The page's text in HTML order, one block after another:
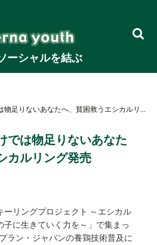
ーシャルを結ぶ
「かわいい」だけでは物足りないあなたへ、貧困救うエシカルリング発売
では物足りないあなた
カルリング発売
ーリングプロジェクト ～エシカル
子に生きていく力を～」で集まっ
ラン・ジャパンの養鶏技術普及に